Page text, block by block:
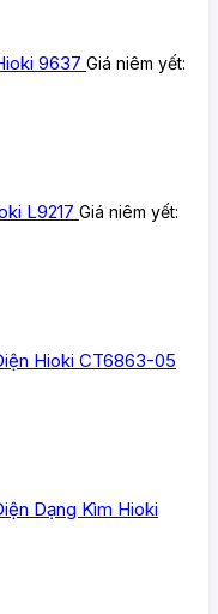
9637 Giá niêm yết:
L9217 Giá niêm yết:
Hioki CT6863-05
Dạng Kìm Hioki